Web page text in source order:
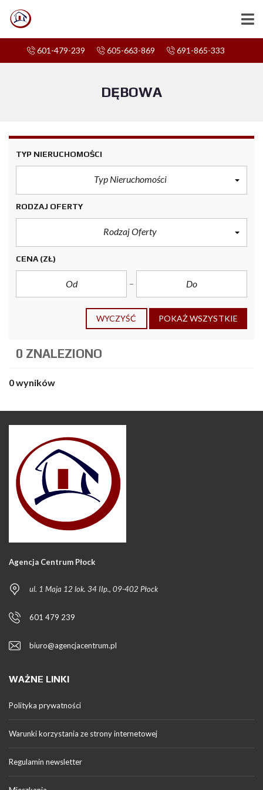
601-479-239 605-663-869 691-865-333
DĘBOWA
TYP NIERUCHOMOŚCI
Typ Nieruchomości
RODZAJ OFERTY
Rodzaj Oferty
CENA (ZŁ)
WYCZYŚĆ POKAŻ WSZYSTKIE
0 ZNALEZIONO
0 wyników
Agencja Centrum Płock
ul. 1 Maja 12 lok. 34 IIp., 09-402 Płock
601 479 239
biuro@agencjacentrum.pl
WAŻNE LINKI
Polityka prywatności
Warunki korzystania ze strony internetowej
Regulamin newsletter